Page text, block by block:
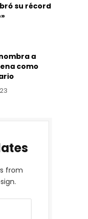
su récord
a
como
from